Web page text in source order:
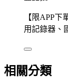
【限APP
用記錄器、
相關分類